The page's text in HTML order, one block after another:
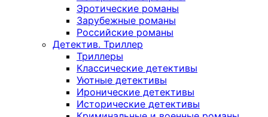
Эротические романы
Зарубежные романы
Российские романы
Детектив. Триллер
Триллеры
Классические детективы
Уютные детективы
Иронические детективы
Исторические детективы